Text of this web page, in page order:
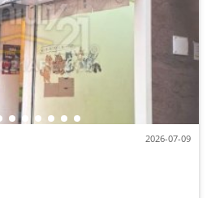
2026-07-09